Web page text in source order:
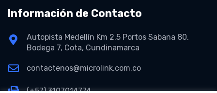
Información de Contacto
Autopista Medellín Km 2.5 Portos Sabana 80,
Bodega 7, Cota, Cundinamarca
contactenos@microlink.com.co
(+57) 3107014774